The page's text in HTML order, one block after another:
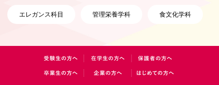
エレガンス科目 管理栄養学科 食文化学科